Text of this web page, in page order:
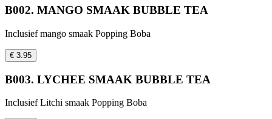
B002. MANGO SMAAK BUBBLE TEA
Inclusief mango smaak Popping Boba
€ 3.95
B003. LYCHEE SMAAK BUBBLE TEA
Inclusief Litchi smaak Popping Boba